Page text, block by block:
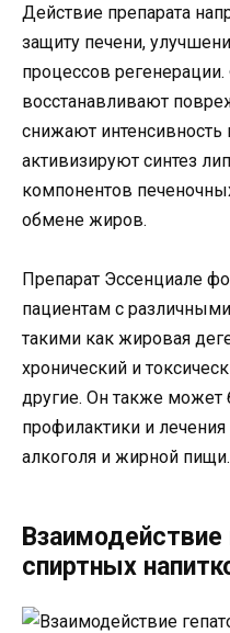
Действие препарата
защиту печени,
процессов
восстанавливают
снижают интенсивность
активизируют синтез
компонентов
обмене жиров.
Препарат Эссенциале
пациентам с
такими как жировая
хронический и
другие. Он также может
профилактики и
алкоголя и жирной пищи.
Взаимодействие
спиртных